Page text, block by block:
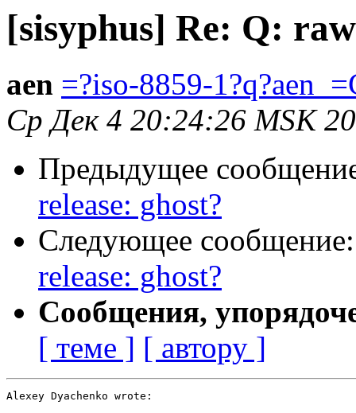
[sisyphus] Re: Q:
aen =?iso-8859-
Ср Дек 4 20:24:26 MSK
Предыдущее
release: ghost?
Следующее
release: ghost?
Сообщения,
[ теме ] [ автору ]
Alexey Dyachenko wrote: